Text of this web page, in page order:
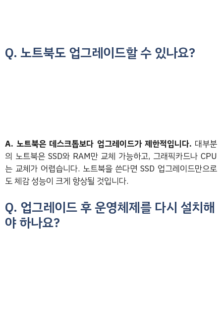
Q. 노트북도 업그레이드할 수 있나요?
A. 노트북은 데스크톱보다 업그레이드가 제한적입니다. 대부분
의 노트북은 SSD와 RAM만 교체 가능하고, 그래픽카드나 CPU
는 교체가 어렵습니다. 노트북을 쓴다면 SSD 업그레이드만으로
도 체감 성능이 크게 향상될 것입니다.
Q. 업그레이드 후 운영체제를 다시 설치해
야 하나요?